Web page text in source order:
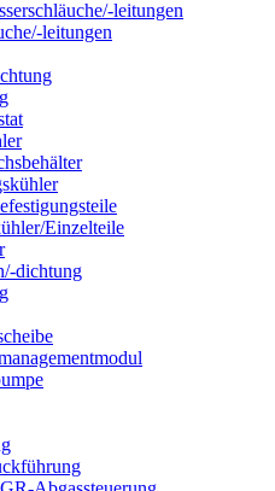
leitungen
leitungen
Einzelteile
dichtung